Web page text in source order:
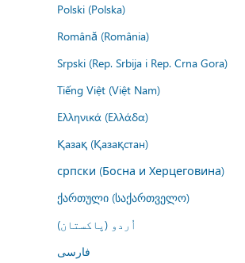
Polski (Polska)
Română (România)
Srpski (Rep. Srbija i Rep. Crna Gora)
Tiếng Việt (Việt Nam)
Ελληνικά (Ελλάδα)
Қазақ (Қазақстан)
српски (Босна и Херцеговина)
ქართული (საქართველო)
اُردو (پاکستان)
فارسى